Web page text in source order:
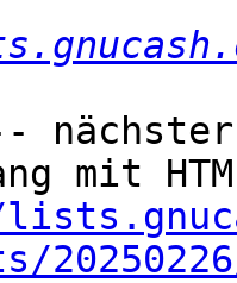
mit